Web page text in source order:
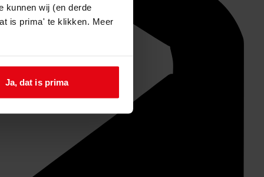
kunnen wij (en derde
is prima' te klikken. Meer
Ja, dat is prima